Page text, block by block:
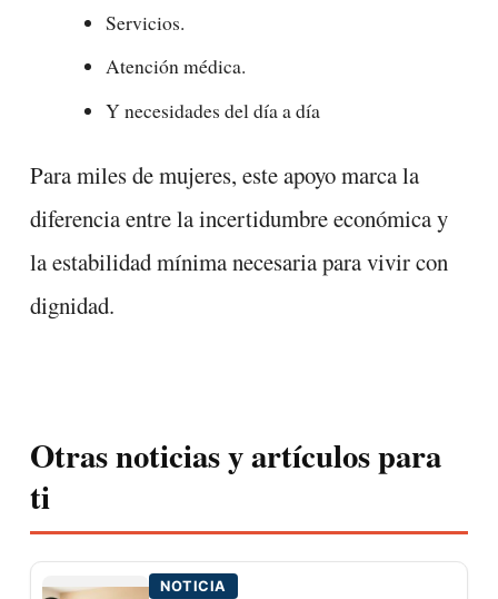
Servicios.
Atención médica.
Y necesidades del día a día
Para miles de mujeres, este apoyo marca la
diferencia entre la incertidumbre económica y
la estabilidad mínima necesaria para vivir con
dignidad.
Otras noticias y artículos para
ti
NOTICIA